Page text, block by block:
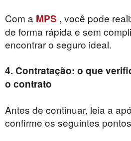
Com a MPS , você pode
de forma rápida e sem
encontrar o seguro ideal.
4. Contratação: o que
o contrato
Antes de continuar, leia a
confirme os seguintes